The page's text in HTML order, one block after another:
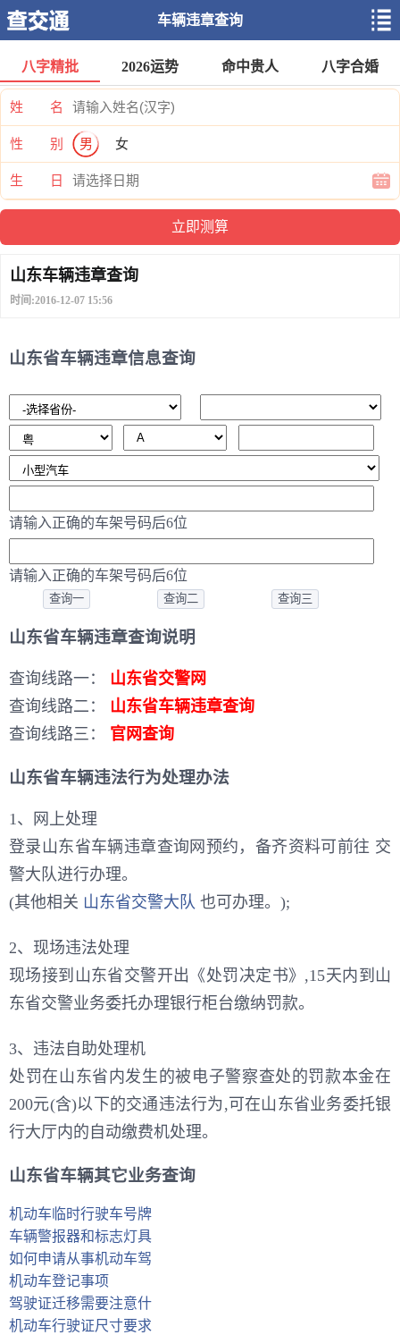
车辆违章查询
八字精批 2026运势 命中贵人 八字合婚
姓 名
性 别 男 女
生 日
山东车辆违章查询
时间:2016-12-07 15:56
山东省车辆违章信息查询
请输入正确的车架号码后6位
请输入正确的车架号码后6位
山东省车辆违章查询说明
查询线路一： 山东省交警网
查询线路二： 山东省车辆违章查询
查询线路三： 官网查询
山东省车辆违法行为处理办法
1、网上处理
登录山东省车辆违章查询网预约，备齐资料可前往 交
警大队进行办理。
(其他相关 山东省交警大队 也可办理。);
2、现场违法处理
现场接到山东省交警开出《处罚决定书》,15天内到山
东省交警业务委托办理银行柜台缴纳罚款。
3、违法自助处理机
处罚在山东省内发生的被电子警察查处的罚款本金在
200元(含)以下的交通违法行为,可在山东省业务委托银
行大厅内的自动缴费机处理。
山东省车辆其它业务查询
机动车临时行驶车号牌
车辆警报器和标志灯具
如何申请从事机动车驾
机动车登记事项
驾驶证迁移需要注意什
机动车行驶证尺寸要求